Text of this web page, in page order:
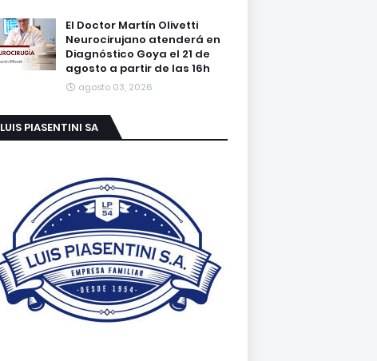
El Doctor Martín Olivetti
Neurocirujano atenderá en
Diagnóstico Goya el 21 de
agosto a partir de las 16h
agosto 03, 2026
LUIS PIASENTINI SA